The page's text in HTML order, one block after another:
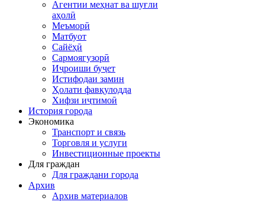
Агентии меҳнат ва шуғли
аҳолӣ
Меъморӣ
Матбуот
Сайёҳӣ
Сармоягузорӣ
Иҷроиши буҷет
Истифодаи замин
Ҳолати фавқулодда
Хифзи иҷтимоӣ
История города
Экономика
Транспорт и связь
Торговля и услуги
Инвестиционные проекты
Для граждан
Для граждани города
Архив
Архив материалов